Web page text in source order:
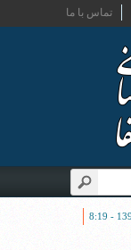
تماس با ما